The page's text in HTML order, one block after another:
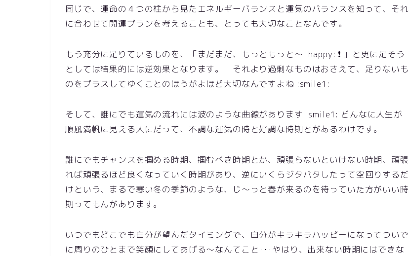
同じで、運命の４つの柱から見たエネルギーバランスと運気のバランスを知って、それ
に合わせて開運プランを考えることも、とっても大切なことなんです。
もう充分に足りているものを、「まだまだ、もっともっと～ :happy: ❗ 」と更に足そう
としては結果的には逆効果となります。 それより過剰なものはおさえて、足りないも
のをプラスしてゆくことのほうがよほど大切なんですよね :smile1:
そして、誰にでも運気の流れには波のような曲線があります :smile1: どんなに人生が
順風満帆に見える人にだって、不調な運気の時と好調な時期とがあるわけです。
誰にでもチャンスを掴める時期、掴むべき時期とか、頑張らないといけない時期、頑張
れば頑張るほど良くなっていく時期があり、逆にいくらジタバタしたって空回りするだ
けという、まるで寒い冬の季節のような、じ～っと春が来るのを待っていた方がいい時
期ってもんがあります。
いつでもどこでも自分が望んだタイミングで、自分がキラキラハッピーになってついで
に周りのひとまで笑顔にしてあげる～なんてこと･･･やはり、出来ない時期にはできな